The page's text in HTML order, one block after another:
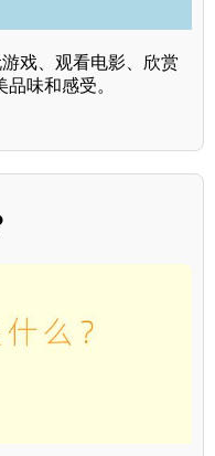
戏、观看电影、欣赏
味和感受。